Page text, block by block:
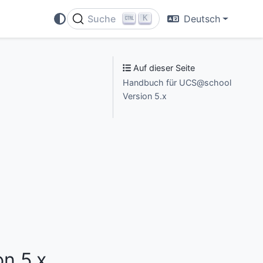
Suche K Deutsch
Auf dieser Seite
Handbuch für UCS@school
Version 5.x